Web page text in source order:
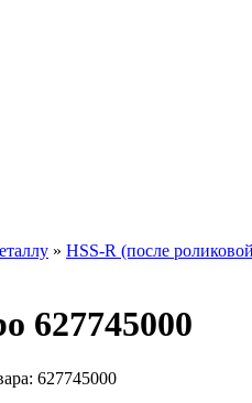
» HSS-R (после
627745000
627745000